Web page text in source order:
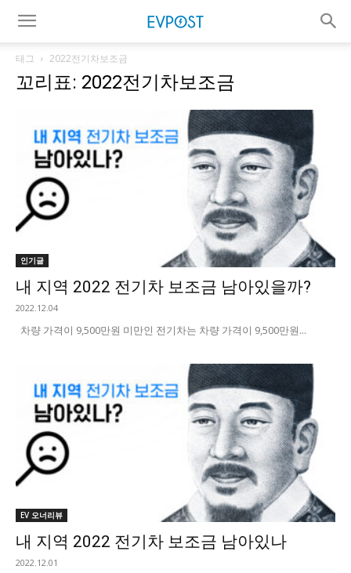
태그 2022전기차보조금
꼬리표: 2022전기차보조금
인기글
내 지역 2022 전기차 보조금 남아있을까?
2022.12.04
차량 가격이 9,500만원 미만인 전기차는 차량 가격이 9,500만원...
EV 오너리뷰
내 지역 2022 전기차 보조금 남아있나
2022.12.01